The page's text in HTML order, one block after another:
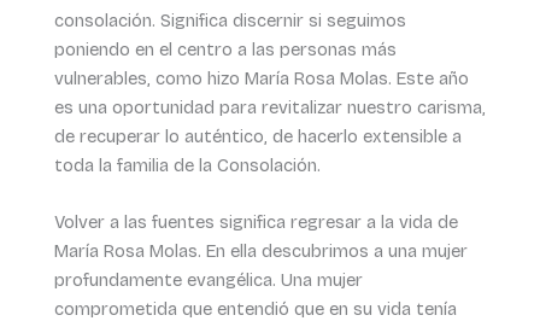
consolación. Significa discernir si seguimos
poniendo en el centro a las personas más
vulnerables, como hizo María Rosa Molas. Este año
es una oportunidad para revitalizar nuestro carisma,
de recuperar lo auténtico, de hacerlo extensible a
toda la familia de la Consolación.
Volver a las fuentes significa regresar a la vida de
María Rosa Molas. En ella descubrimos a una mujer
profundamente evangélica. Una mujer
comprometida que entendió que en su vida tenía